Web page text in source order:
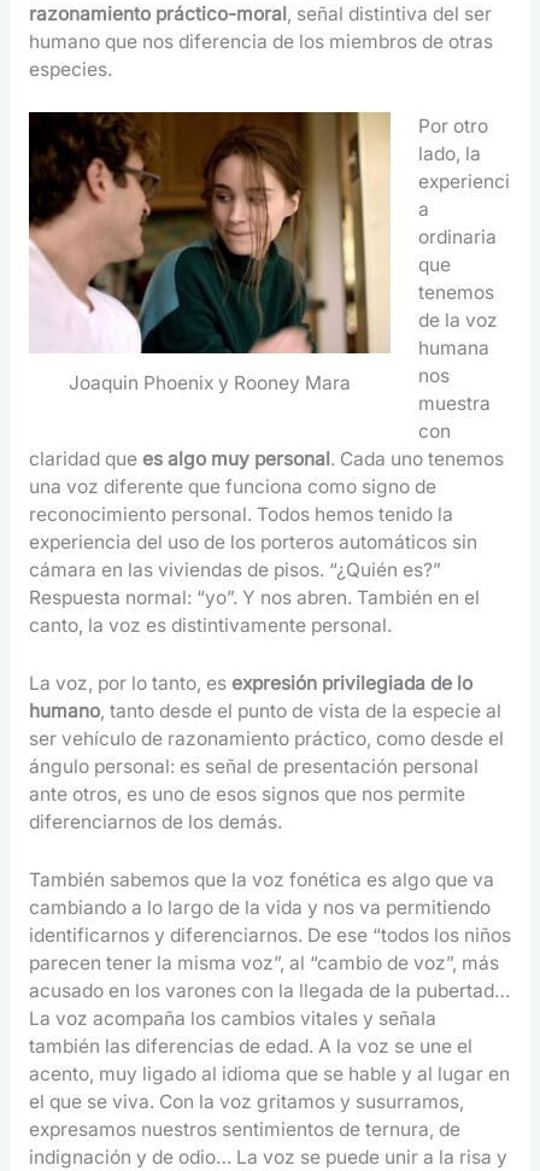
razonamiento práctico-moral, señal distintiva del ser
humano que nos diferencia de los miembros de otras
especies.
Joaquin Phoenix y Rooney Mara
Por otro
lado, la
experienci
a
ordinaria
que
tenemos
de la voz
humana
nos
muestra
con
claridad que es algo muy personal . Cada uno tenemos
una voz diferente que funciona como signo de
reconocimiento personal. Todos hemos tenido la
experiencia del uso de los porteros automáticos sin
cámara en las viviendas de pisos. “¿Quién es?”
Respuesta normal: “yo”. Y nos abren. También en el
canto, la voz es distintivamente personal.
La voz, por lo tanto, es expresión privilegiada de lo
humano, tanto desde el punto de vista de la especie al
ser vehículo de razonamiento práctico, como desde el
ángulo personal: es señal de presentación personal
ante otros, es uno de esos signos que nos permite
diferenciarnos de los demás.
También sabemos que la voz fonética es algo que va
cambiando a lo largo de la vida y nos va permitiendo
identificarnos y diferenciarnos. De ese “todos los niños
parecen tener la misma voz”, al “cambio de voz”, más
acusado en los varones con la llegada de la pubertad…
La voz acompaña los cambios vitales y señala
también las diferencias de edad. A la voz se une el
acento, muy ligado al idioma que se hable y al lugar en
el que se viva. Con la voz gritamos y susurramos,
expresamos nuestros sentimientos de ternura, de
indignación y de odio… La voz se puede unir a la risa y